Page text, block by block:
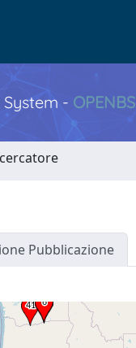
- OPENBS
Pubblicazione